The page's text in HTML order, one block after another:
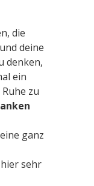
die
deine
denken,
ein
zu
ganz
sehr